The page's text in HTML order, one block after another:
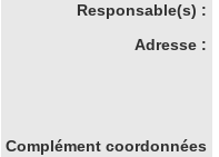
Responsable(s) :
Adresse :
Complément coordonnées